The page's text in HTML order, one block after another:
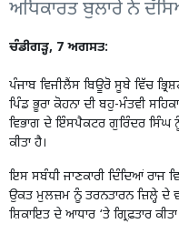
ਅਧਿਕਾਰਤ ਬੁਲਾਰੇ ਨੇ
ਚੰਡੀਗੜ੍ਹ, 7 ਅਗਸਤ:
ਪੰਜਾਬ ਵਿਜੀਲੈਂਸ ਬਿਊਰੋ ਸੂਬੇ ਵਿੱਚ
ਪਿੰਡ ਭੂਰਾ ਕੋਹਨਾ ਦੀ ਬਹੁ-ਮੰਤਵੀ
ਵਿਭਾਗ ਦੇ ਇੰਸਪੈਕਟਰ ਗੁਰਿੰਦਰ ਸਿੰਘ
ਕੀਤਾ ਹੈ।
ਇਸ ਸਬੰਧੀ ਜਾਣਕਾਰੀ ਦਿੰਦਿਆਂ ਰਾਜ
ਉਕਤ ਮੁਲਜ਼ਮ ਨੂੰ ਤਰਨਤਾਰਨ ਜ਼ਿਲ੍ਹੇ
ਸ਼ਿਕਾਇਤ ਦੇ ਆਧਾਰ ‘ਤੇ ਗ੍ਰਿਫ਼ਤਾਰ